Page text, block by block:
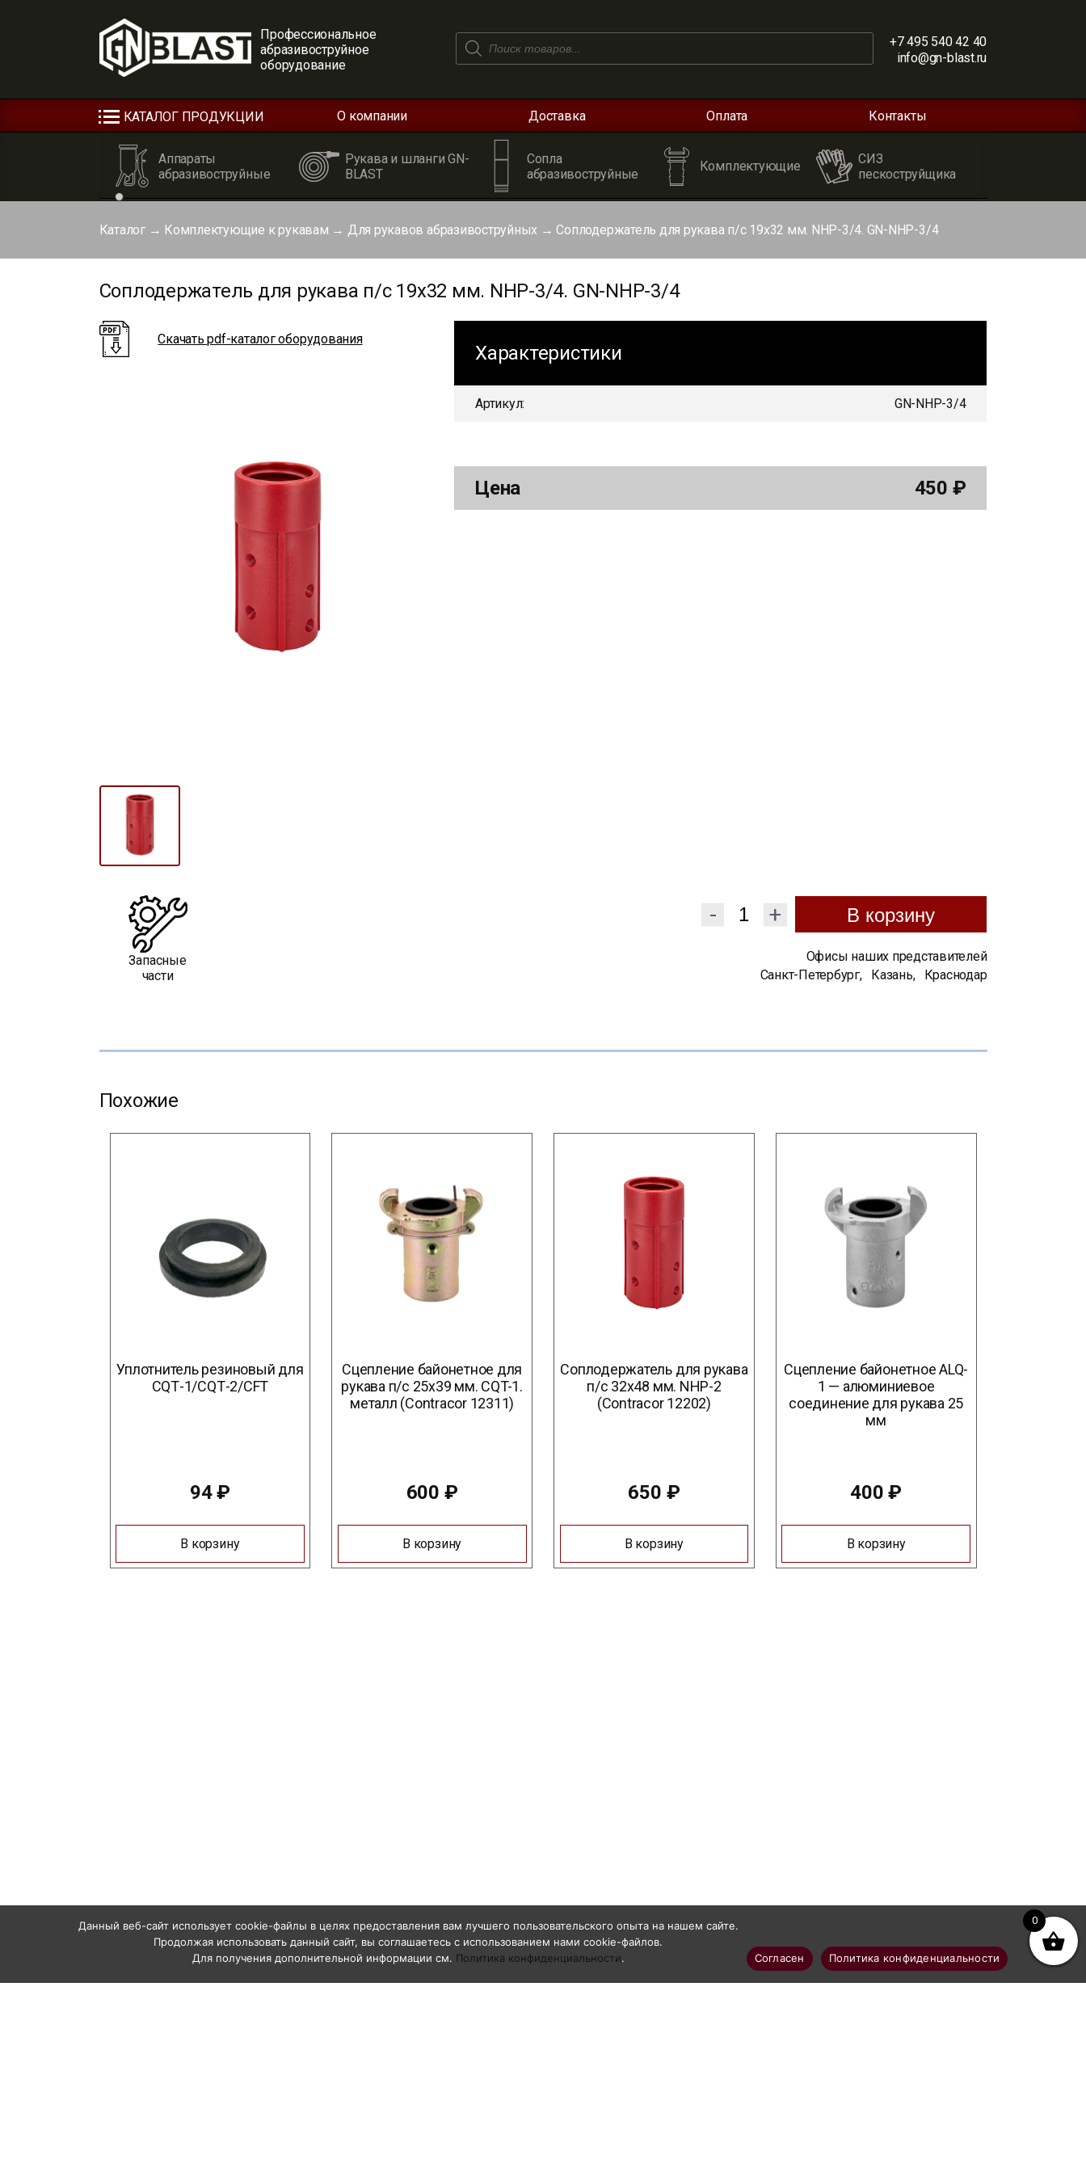
Профессиональное
абразивоструйное
оборудование
Поиск
товаров
+7 495 540 42 40
info@gn-blast.ru
КАТАЛОГ ПРОДУКЦИИ О компании Доставка Оплата Контакты
Аппараты
абразивоструйные
Рукава и шланги GN-
BLAST
Сопла
абразивоструйные
Комплектующие
СИЗ
пескоструйщика
Каталог→ Комплектующие к рукавам → Для рукавов абразивоструйных →Соплодержатель для рукава п/с 19х32 мм. NHP-3/4. GN-NHP-3/4
Соплодержатель для рукава п/с 19х32 мм. NHP-3/4. GN-NHP-3/4
Скачать pdf-каталог оборудования
Характеристики
Артикул: GN-NHP-3/4
Цена 450 ₽
Запасные
части
- + В корзину
Офисы наших представителей
Санкт-Петербург, Казань, Краснодар
Похожие
Уплотнитель резиновый для
CQТ-1/CQТ-2/CFT
94₽
В корзину
Сцепление байонетное для
рукава п/с 25х39 мм. CQT-1.
металл (Contracor 12311)
600 ₽
В корзину
Соплодержатель для рукава
п/с 32х48 мм. NHP-2
(Contracor 12202)
650 ₽
В корзину
Сцепление байонетное ALQ-
1 — алюминиевое
соединение для рукава 25
мм
400₽
В корзину
0
Данный веб-сайт использует cookie-файлы в целях предоставления вам лучшего пользовательского опыта на нашем сайте.
Продолжая использовать данный сайт, вы соглашаетесь с использованием нами cookie-файлов.
Для получения дополнительной информации см. Политика конфиденциальности. Согласен Политика конфиденциальности